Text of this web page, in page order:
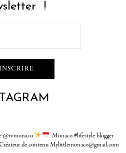
!
@tvmonaco
Monaco #lifestyle blogger
de contenu Mylittlemonaco@gmail.com